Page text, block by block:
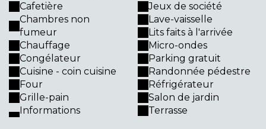
Cafetière
Chambres non
fumeur
Chauffage
Congélateur
Cuisine - coin cuisine
Four
Grille-pain
Informations
Jeux de société
Lave-vaisselle
Lits faits à l'arrivée
Micro-ondes
Parking gratuit
Randonnée pédestre
Réfrigérateur
Salon de jardin
Terrasse